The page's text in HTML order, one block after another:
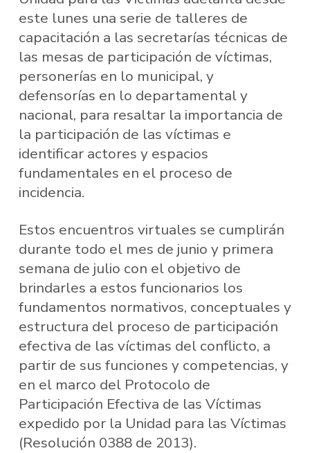
este lunes una serie de talleres de
capacitación a las secretarías técnicas de
las mesas de participación de víctimas,
personerías en lo municipal, y
defensorías en lo departamental y
nacional, para resaltar la importancia de
la participación de las víctimas e
identificar actores y espacios
fundamentales en el proceso de
incidencia.
Estos encuentros virtuales se cumplirán
durante todo el mes de junio y primera
semana de julio con el objetivo de
brindarles a estos funcionarios los
fundamentos normativos, conceptuales y
estructura del proceso de participación
efectiva de las víctimas del conflicto, a
partir de sus funciones y competencias, y
en el marco del Protocolo de
Participación Efectiva de las Víctimas
expedido por la Unidad para las Víctimas
(Resolución 0388 de 2013).